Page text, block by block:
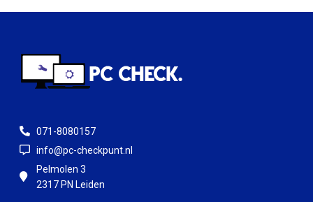
071-8080157
info@pc-checkpunt.nl
Pelmolen 3
2317 PN Leiden